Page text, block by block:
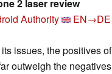
2 laser review
Authority EN→DE
issues, the positives
outweigh the